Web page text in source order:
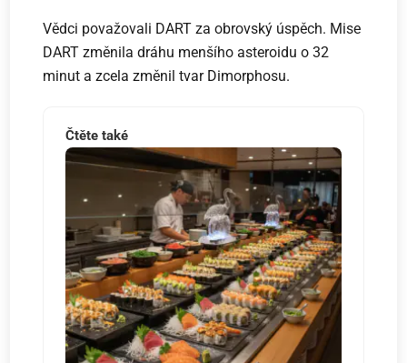
Vědci považovali DART za obrovský úspěch. Mise
DART změnila dráhu menšího asteroidu o 32
minut a zcela změnil tvar Dimorphosu.
Čtěte také